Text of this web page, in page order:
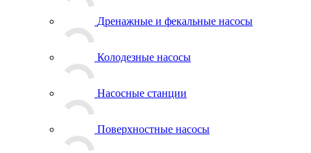
Дренажные и фекальные насосы
Колодезные насосы
Насосные станции
Поверхностные насосы